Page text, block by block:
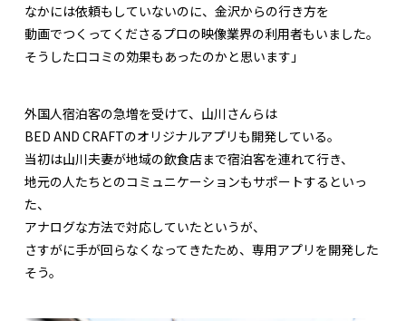
なかには依頼もしていないのに、金沢からの行き方を
動画でつくってくださるプロの映像業界の利用者もいました。
そうした口コミの効果もあったのかと思います」
外国人宿泊客の急増を受けて、山川さんらは
BED AND CRAFTのオリジナルアプリも開発している。
当初は山川夫妻が地域の飲食店まで宿泊客を連れて行き、
地元の人たちとのコミュニケーションもサポートするといっ
た、
アナログな方法で対応していたというが、
さすがに手が回らなくなってきたため、専用アプリを開発した
そう。